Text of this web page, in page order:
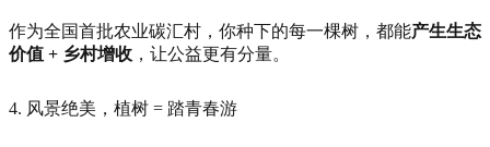
作为全国首批农业碳汇村，你种下的每一棵树，都能产生生态
价值 + 乡村增收 ，让公益更有分量。
4. 风景绝美，植树 = 踏青春游